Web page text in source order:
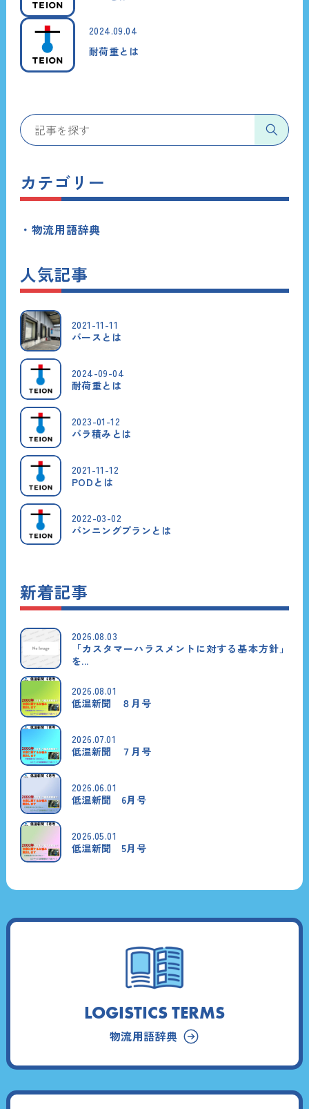
2024.09.04
耐荷重とは
カテゴリー
物流用語辞典
人気記事
2021-11-11
バースとは
2024-09-04
耐荷重とは
2023-01-12
バラ積みとは
2021-11-12
PODとは
2022-03-02
バンニングプランとは
新着記事
2026.08.03
「カスタマーハラスメントに対する基本方針」
を...
2026.08.01
低温新聞 ８月号
2026.07.01
低温新聞 ７月号
2026.06.01
低温新聞 6月号
2026.05.01
低温新聞 5月号
LOGISTICS TERMS
物流用語辞典